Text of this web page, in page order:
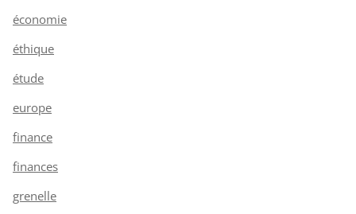
économie
éthique
étude
europe
finance
finances
grenelle